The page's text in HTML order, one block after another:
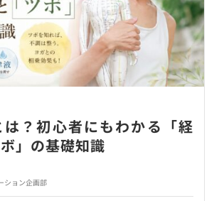
？初心者にもわかる「経
」の基礎知識
ション企画部